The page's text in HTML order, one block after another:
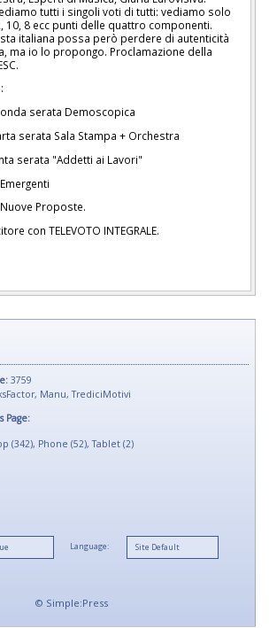
tutti i singoli voti di tutti: vediamo solo
10, 8 ecc punti delle quattro componenti.
italiana possa però perdere di autenticità
ma io lo propongo. Proclamazione della
serata Demoscopica
serata Sala Stampa + Orchestra
serata "Addetti ai Lavori"
Proposte.
con TELEVOTO INTEGRALE.
3759
, Manu,TrediciMotivi
Page:
(342), Phone (52), Tablet (2)
Language:
© Simple:Press